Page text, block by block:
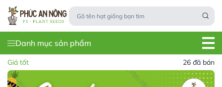
Danh mục sản phẩm
Giá tốt 26 đã bán